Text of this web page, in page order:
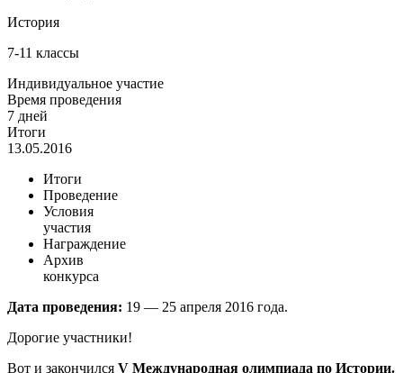
История
7-11 классы
Индивидуальное участие
Время проведения
7 дней
Итоги
13.05.2016
Итоги
Проведение
Условия
участия
Награждение
Архив
конкурса
Дата проведения: 19 — 25 апреля 2016 года.
Дорогие участники!
Вот и закончился V Международная олимпиада по Истории.